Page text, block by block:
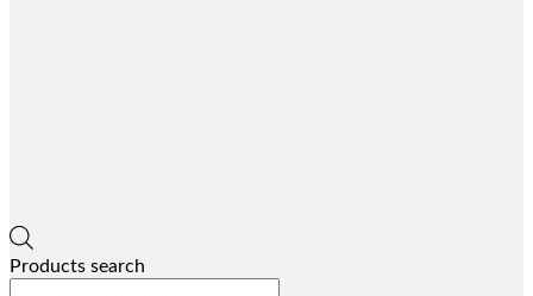
Products search